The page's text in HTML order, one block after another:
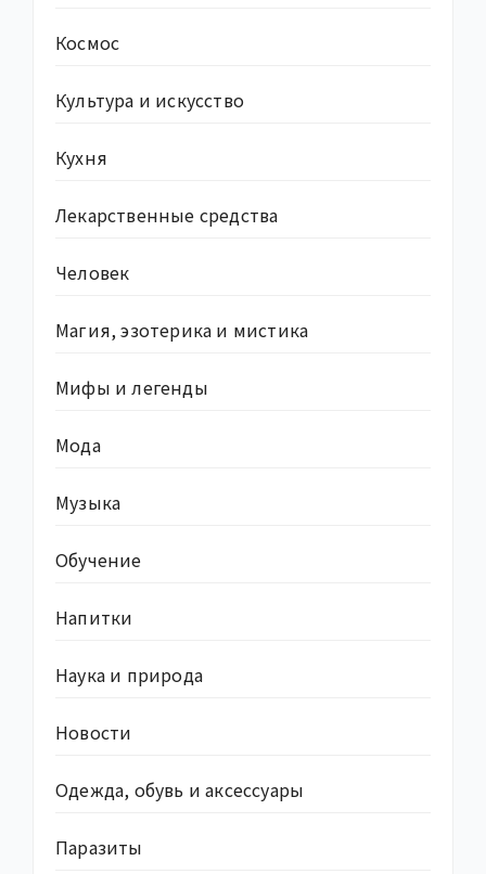
Космос
Культура и искусство
Кухня
Лекарственные средства
Человек
Магия, эзотерика и мистика
Мифы и легенды
Мода
Музыка
Обучение
Напитки
Наука и природа
Новости
Одежда, обувь и аксессуары
Паразиты